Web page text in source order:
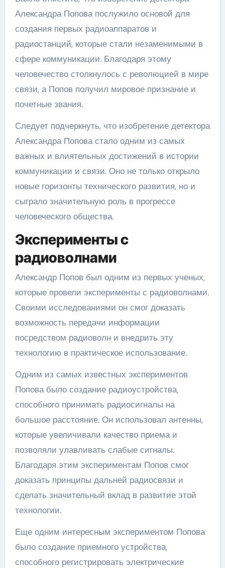
Александра Попова послужило основой для
создания первых радиоаппаратов и
радиостанций, которые стали незаменимыми в
сфере коммуникации. Благодаря этому
человечество столкнулось с революцией в мире
связи, а Попов получил мировое признание и
почетные звания.
Следует подчеркнуть, что изобретение детектора
Александра Попова стало одним из самых
важных и влиятельных достижений в истории
коммуникации и связи. Оно не только открыло
новые горизонты технического развития, но и
сыграло значительную роль в прогрессе
человеческого общества.
Эксперименты с
радиоволнами
Александр Попов был одним из первых ученых,
которые провели эксперименты с радиоволнами.
Своими исследованиями он смог доказать
возможность передачи информации
посредством радиоволн и внедрить эту
технологию в практическое использование.
Одним из самых известных экспериментов
Попова было создание радиоустройства,
способного принимать радиосигналы на
большое расстояние. Он использовал антенны,
которые увеличивали качество приема и
позволяли улавливать слабые сигналы.
Благодаря этим экспериментам Попов смог
доказать принципы дальней радиосвязи и
сделать значительный вклад в развитие этой
технологии.
Еще одним интересным экспериментом Попова
было создание приемного устройства,
способного регистрировать электрические